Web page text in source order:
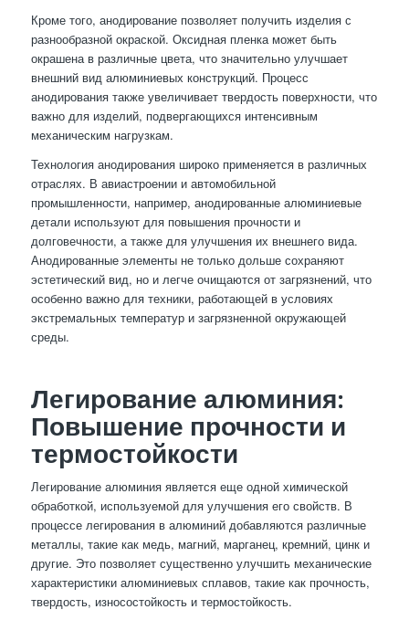
Кроме того, анодирование позволяет получить изделия с
разнообразной окраской. Оксидная пленка может быть
окрашена в различные цвета, что значительно улучшает
внешний вид алюминиевых конструкций. Процесс
анодирования также увеличивает твердость поверхности, что
важно для изделий, подвергающихся интенсивным
механическим нагрузкам.
Технология анодирования широко применяется в различных
отраслях. В авиастроении и автомобильной
промышленности, например, анодированные алюминиевые
детали используют для повышения прочности и
долговечности, а также для улучшения их внешнего вида.
Анодированные элементы не только дольше сохраняют
эстетический вид, но и легче очищаются от загрязнений, что
особенно важно для техники, работающей в условиях
экстремальных температур и загрязненной окружающей
среды.
Легирование алюминия:
Повышение прочности и
термостойкости
Легирование алюминия является еще одной химической
обработкой, используемой для улучшения его свойств. В
процессе легирования в алюминий добавляются различные
металлы, такие как медь, магний, марганец, кремний, цинк и
другие. Это позволяет существенно улучшить механические
характеристики алюминиевых сплавов, такие как прочность,
твердость, износостойкость и термостойкость.